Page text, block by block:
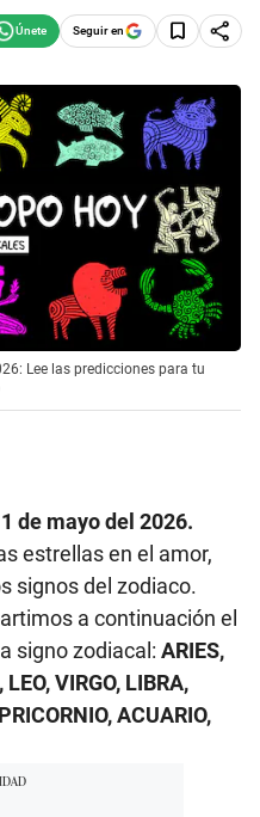
Seguir en
Lee las predicciones para tu
de mayo del 2026.
estrellas en el amor,
signos del zodiaco.
a continuación el
signo zodiacal: ARIES,
VIRGO, LIBRA,
ACUARIO,